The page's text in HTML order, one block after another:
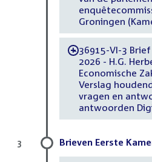
-36915-VI-3
2026 - H.G.
Economische
Verslag
vragen en
antwoorden
Brieven Eerste
3